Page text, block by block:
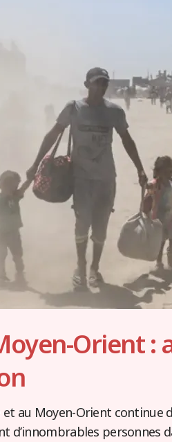
Orient
au Moyen-Orient continue
d’innombrables personnes